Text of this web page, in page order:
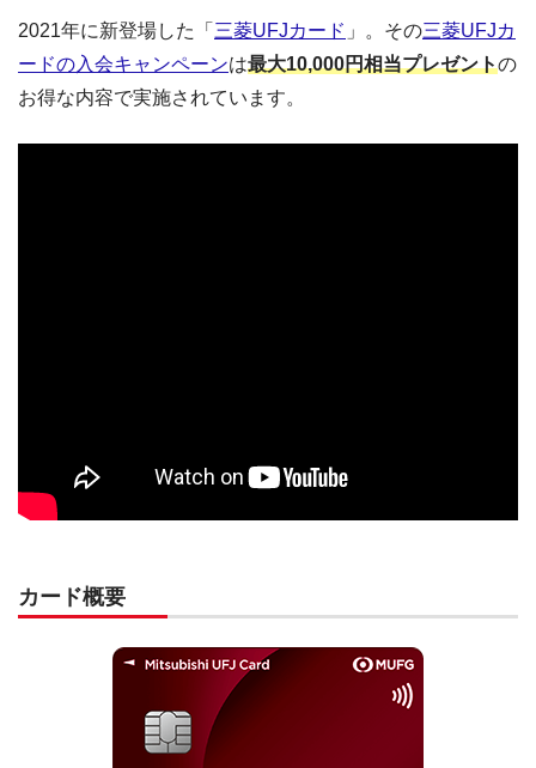
2021年に新登場した「 三菱UFJカード 」。その三菱UFJカ
ードの入会キャンペーンは最大10,000円相当プレゼントの
お得な内容で実施されています。
カード概要